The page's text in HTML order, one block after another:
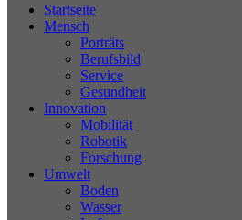
Startseite
Mensch
Porträts
Berufsbild
Service
Gesundheit
Innovation
Mobilität
Robotik
Forschung
Umwelt
Boden
Wasser